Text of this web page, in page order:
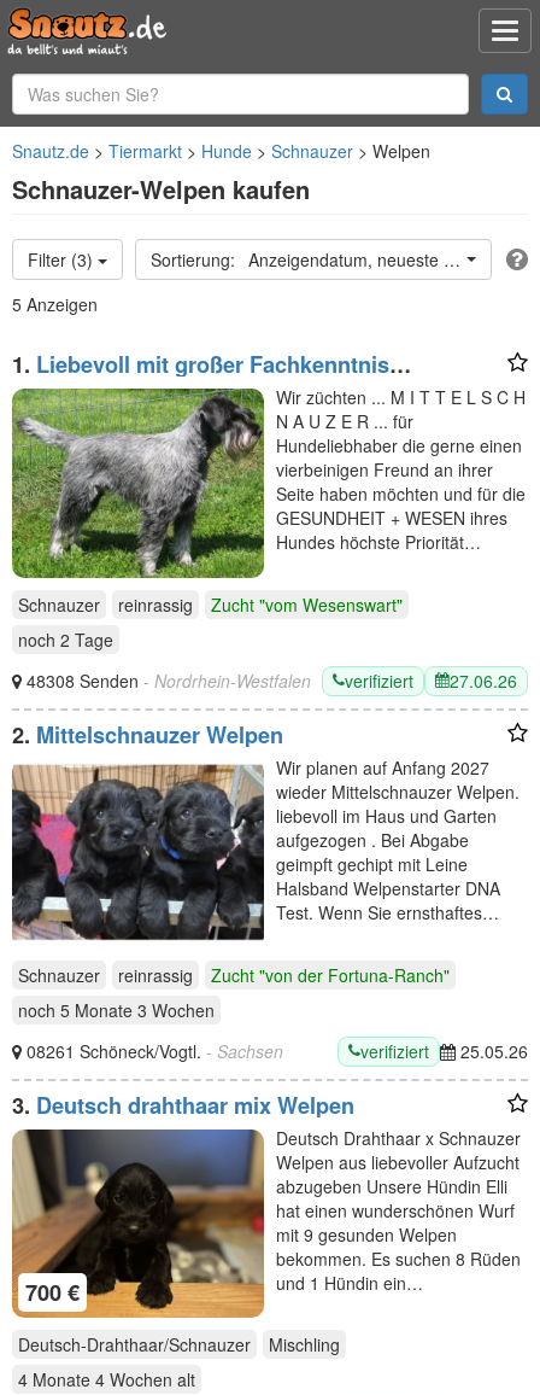
Snautz.de Tiermarkt Hunde Schnauzer Welpen
Schnauzer-Welpen kaufen
Filter (3)
Anzeigendatum, neueste oben
5 Anzeigen
1. Liebevoll mit großer Fachkenntnis
aufgezogene SchnauzerwelpenWir züchten ... M I T T E L S C H
N A U Z E R ... für
Hundeliebhaber die gerne einen
vierbeinigen Freund an ihrer
Seite haben möchten und für die
GESUNDHEIT + WESEN ihres
Hundes höchste Priorität…
Schnauzer reinrassig
Zucht "vom Wesenswart"
noch 2 Tage
48308 Senden - Nordrhein-Westfalen verifiziert 27.06.26
2. Mittelschnauzer Welpen
Wir planen auf Anfang 2027
wieder Mittelschnauzer Welpen.
liebevoll im Haus und Garten
aufgezogen . Bei Abgabe
geimpft gechipt mit Leine
Halsband Welpenstarter DNA
Test. Wenn Sie ernsthaftes…
Schnauzer reinrassig
Zucht "von der Fortuna-Ranch"
noch 5 Monate 3 Wochen
08261 Schöneck/Vogtl. - Sachsen verifiziert 25.05.26
3. Deutsch drahthaar mix Welpen
700 €
Deutsch Drahthaar x Schnauzer
Welpen aus liebevoller Aufzucht
abzugeben Unsere Hündin Elli
hat einen wunderschönen Wurf
mit 9 gesunden Welpen
bekommen. Es suchen 8 Rüden
und 1 Hündin ein…
Deutsch-Drahthaar/Schnauzer
Mischling
4 Monate 4 Wochen alt